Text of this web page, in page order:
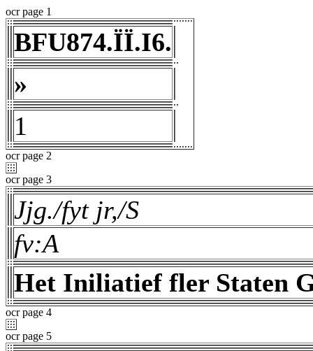
ocr page 1
BFU874.ÏÏ.I6.
»
1
ocr page 2
ocr page 3
Jjg./fyt jr,/S
fv:A
Het Iniliatief fler Staten
ocr page 4
ocr page 5